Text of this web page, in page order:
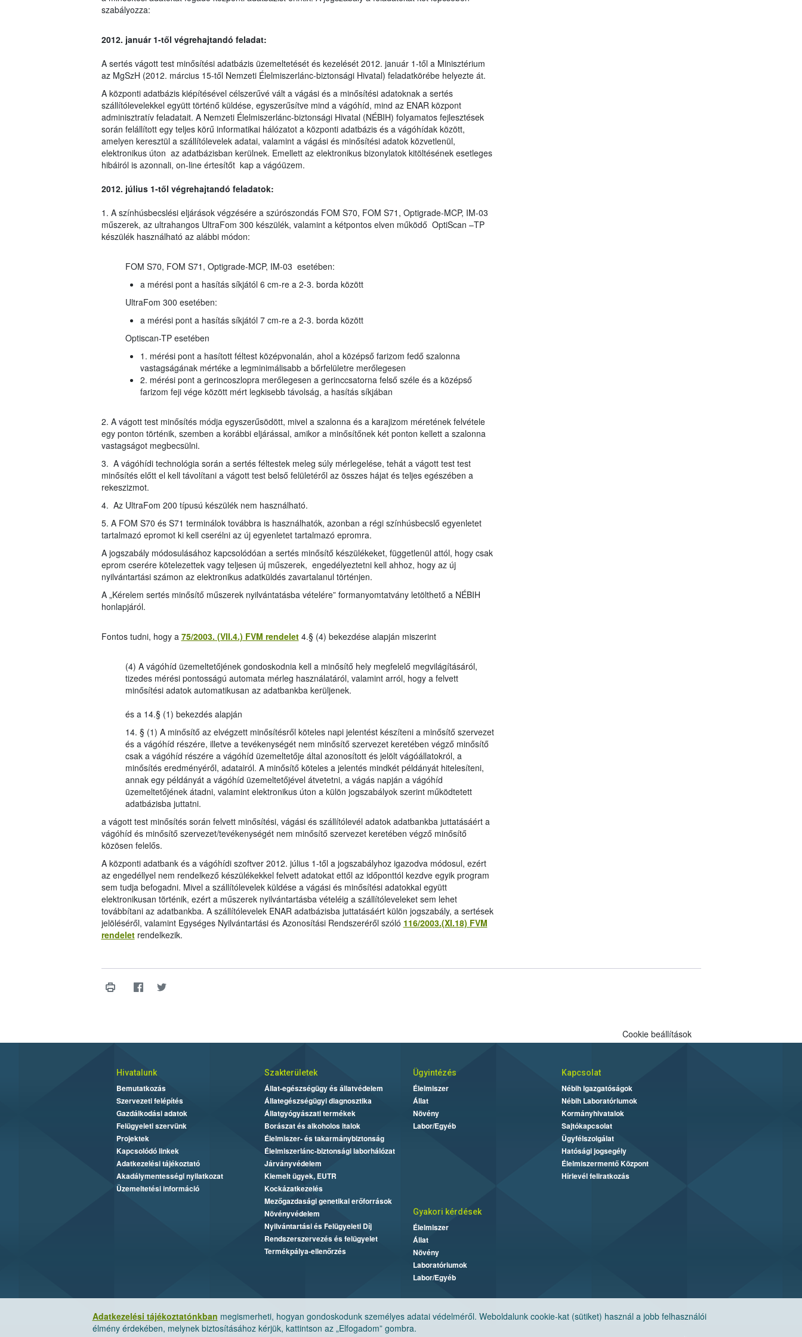
szabályozza:
2012. január 1-től végrehajtandó feladat:
A sertés vágott test minősítési adatbázis üzemeltetését és kezelését 2012. január 1-től a Minisztérium
az MgSzH (2012. március 15-től Nemzeti Élelmiszerlánc-biztonsági Hivatal) feladatkörébe helyezte át.
A központi adatbázis kiépítésével célszerűvé vált a vágási és a minősítési adatoknak a sertés
szállítólevelekkel együtt történő küldése, egyszerűsítve mind a vágóhíd, mind az ENAR központ
adminisztratív feladatait. A Nemzeti Élelmiszerlánc-biztonsági Hivatal (NÉBIH) folyamatos fejlesztések
során felállított egy teljes körű informatikai hálózatot a központi adatbázis és a vágóhídak között,
amelyen keresztül a szállítólevelek adatai, valamint a vágási és minősítési adatok közvetlenül,
elektronikus úton az adatbázisban kerülnek. Emellett az elektronikus bizonylatok kitöltésének esetleges
hibáiról is azonnali, on-line értesítőt kap a vágóüzem.
2012. július 1-től végrehajtandó feladatok:
1. A színhúsbecslési eljárások végzésére a szúrószondás FOM S70, FOM S71, Optigrade-MCP, IM-03
műszerek, az ultrahangos UltraFom 300 készülék, valamint a kétpontos elven működő OptiScan –TP
készülék használható az alábbi módon:
FOM S70, FOM S71, Optigrade-MCP, IM-03 esetében:
a mérési pont a hasítás síkjától 6 cm-re a 2-3. borda között
UltraFom 300 esetében:
a mérési pont a hasítás síkjától 7 cm-re a 2-3. borda között
Optiscan-TP esetében
1. mérési pont a hasított féltest középvonalán, ahol a középső farizom fedő szalonna
vastagságának mértéke a legminimálisabb a bőrfelületre merőlegesen
2. mérési pont a gerincoszlopra merőlegesen a gerinccsatorna felső széle és a középső
farizom feji vége között mért legkisebb távolság, a hasítás síkjában
2. A vágott test minősítés módja egyszerűsödött, mivel a szalonna és a karajizom méretének felvétele
egy ponton történik, szemben a korábbi eljárással, amikor a minősítőnek két ponton kellett a szalonna
vastagságot megbecsülni.
3. A vágóhídi technológia során a sertés féltestek meleg súly mérlegelése, tehát a vágott test test
minősítés előtt el kell távolítani a vágott test belső felületéről az összes hájat és teljes egészében a
rekeszizmot.
4. Az UltraFom 200 típusú készülék nem használható.
5. A FOM S70 és S71 terminálok továbbra is használhatók, azonban a régi színhúsbecslő egyenletet
tartalmazó epromot ki kell cserélni az új egyenletet tartalmazó epromra.
A jogszabály módosulásához kapcsolódóan a sertés minősítő készülékeket, függetlenül attól, hogy csak
eprom cserére kötelezettek vagy teljesen új műszerek, engedélyeztetni kell ahhoz, hogy az új
nyilvántartási számon az elektronikus adatküldés zavartalanul történjen.
A „Kérelem sertés minősítő műszerek nyilvántatásba vételére” formanyomtatvány letölthető a NÉBIH
honlapjáról.
Fontos tudni, hogy a 75/2003. (VII.4.) FVM rendelet4.§ (4) bekezdése alapján miszerint
(4) A vágóhíd üzemeltetőjének gondoskodnia kell a minősítő hely megfelelő megvilágításáról,
tizedes mérési pontosságú automata mérleg használatáról, valamint arról, hogy a felvett
minősítési adatok automatikusan az adatbankba kerüljenek.
és a 14.§ (1) bekezdés alapján
14. § (1) A minősítő az elvégzett minősítésről köteles napi jelentést készíteni a minősítő szervezet
és a vágóhíd részére, illetve a tevékenységét nem minősítő szervezet keretében végző minősítő
csak a vágóhíd részére a vágóhíd üzemeltetője által azonosított és jelölt vágóállatokról, a
minősítés eredményéről, adatairól. A minősítő köteles a jelentés mindkét példányát hitelesíteni,
annak egy példányát a vágóhíd üzemeltetőjével átvetetni, a vágás napján a vágóhíd
üzemeltetőjének átadni, valamint elektronikus úton a külön jogszabályok szerint működtetett
adatbázisba juttatni.
a vágott test minősítés során felvett minősítési, vágási és szállítólevél adatok adatbankba juttatásáért a
vágóhíd és minősítő szervezet/tevékenységét nem minősítő szervezet keretében végző minősítő
közösen felelős.
A központi adatbank és a vágóhídi szoftver 2012. július 1-től a jogszabályhoz igazodva módosul, ezért
az engedéllyel nem rendelkező készülékekkel felvett adatokat ettől az időponttól kezdve egyik program
sem tudja befogadni. Mivel a szállítólevelek küldése a vágási és minősítési adatokkal együtt
elektronikusan történik, ezért a műszerek nyilvántartásba vételéig a szállítóleveleket sem lehet
továbbítani az adatbankba. A szállítólevelek ENAR adatbázisba juttatásáért külön jogszabály, a sertések
jelöléséről, valamint Egységes Nyilvántartási és Azonosítási Rendszeréről szóló 116/2003.(XI.18) FVM
rendeletrendelkezik.
Adatkezelési tájékoztatónkban megismerheti, hogyan gondoskodunk személyes adatai védelméről. Weboldalunk cookie-kat (sütiket) használ a jobb felhasználói
élmény érdekében, melynek biztosításához kérjük, kattintson az „Elfogadom” gombra.
Cookie beállítások
Hivatalunk
Bemutatkozás
Szervezeti felépítés
Gazdálkodási adatok
Felügyeleti szervünk
Projektek
Kapcsolódó linkek
Adatkezelési tájékoztató
Akadálymentességi nyilatkozat
Üzemeltetési információ
Szakterületek
Állat-egészségügy és állatvédelem
Állategészségügyi diagnosztika
Állatgyógyászati termékek
Borászat és alkoholos italok
Élelmiszer- és takarmánybiztonság
Élelmiszerlánc-biztonsági laborhálózat
Járványvédelem
Kiemelt ügyek, EUTR
Kockázatkezelés
Mezőgazdasági genetikai erőforrások
Növényvédelem
Nyilvántartási és Felügyeleti Díj
Rendszerszervezés és felügyelet
Termékpálya-ellenőrzés
Ügyintézés
Élelmiszer
Állat
Növény
Labor/Egyéb
Kapcsolat
Nébih Igazgatóságok
Nébih Laboratóriumok
Kormányhivatalok
Sajtókapcsolat
Ügyfélszolgálat
Hatósági jogsegély
Élelmiszermentő Központ
Hírlevél feliratkozás
Gyakori kérdések
Élelmiszer
Állat
Növény
Laboratóriumok
Labor/Egyéb